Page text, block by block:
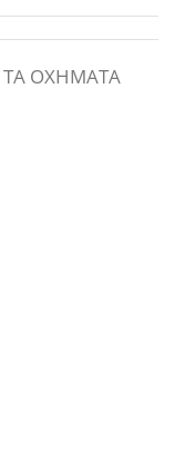
ΤΑ ΟΧΗΜΑΤΑ